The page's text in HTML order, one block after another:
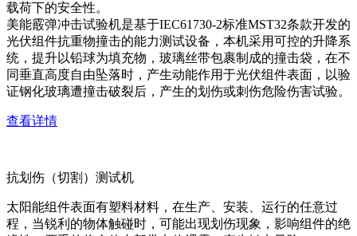
载荷下的安全性。
美能霰弹冲击试验机是基于IEC61730-2标准MST32条款开发的
光伏组件抗重物撞击的能力测试设备，本机采用可控的升降系
统，提升以铅球为填充物，玻璃丝带包裹制成的撞击袋，在不
同垂直高度自由坠落时，产生动能作用于光伏组件表面，以验
证钢化玻璃遭撞击破裂后，产生的划伤或刺伤危险伤害试验。
查看详情
抗划伤（切割）测试机
太阳能组件表面有塑料材料，在生产、安装、运行的任意过
程，当锐利的物体触碰时，可能出现划伤现象，影响组件的绝